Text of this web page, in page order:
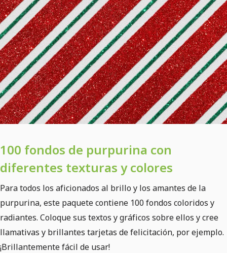
100 fondos de purpurina con
diferentes texturas y colores
Para todos los aficionados al brillo y los amantes de la
purpurina, este paquete contiene 100 fondos coloridos y
radiantes. Coloque sus textos y gráficos sobre ellos y cree
llamativas y brillantes tarjetas de felicitación, por ejemplo.
¡Brillantemente fácil de usar!